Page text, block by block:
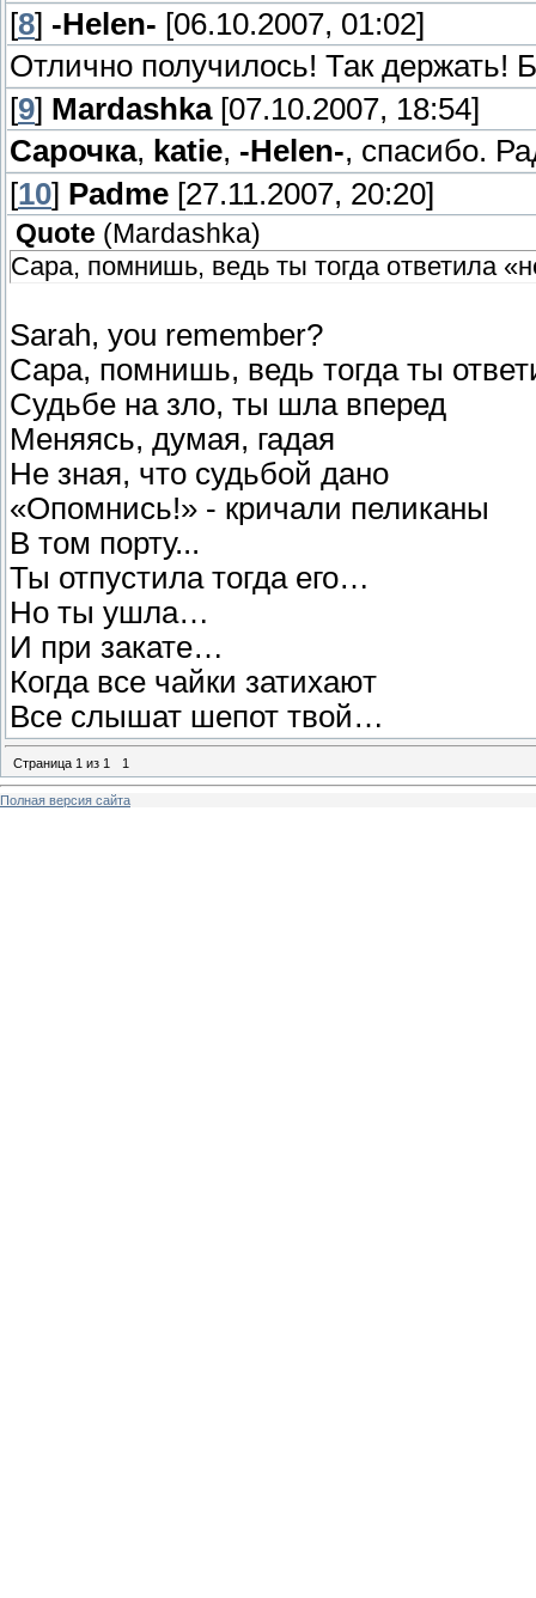
[8] -Helen- [06.10.2007, 01:02]
Отлично получилось! Так держать!
[9] Mardashka[07.10.2007, 18:54]
Сарочка, katie, -Helen-, спасибо.
[10] Padme [27.11.2007, 20:20]
Quote (Mardashka)
Сара, помнишь, ведь ты тогда ответила
Sarah, you remember?
Сара, помнишь, ведь тогда ты
Судьбе на зло, ты шла вперед
Меняясь, думая, гадая
Не зная, что судьбой дано
«Опомнись!» - кричали пеликаны
В том порту...
Ты отпустила тогда его…
Но ты ушла…
И при закате…
Когда все чайки затихают
Все слышат шепот твой…
Страница 1 из 1 1
Полная версия сайта